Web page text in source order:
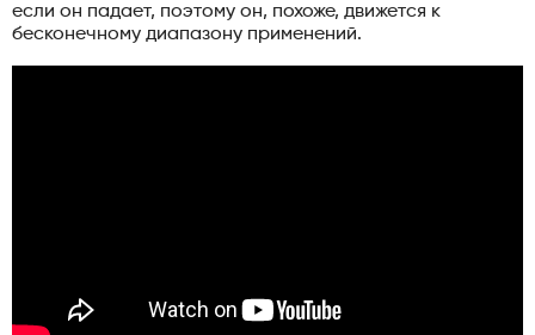
если он падает, поэтому он, похоже, движется к
бесконечному диапазону применений.